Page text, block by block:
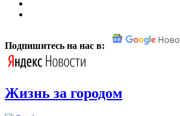
Подпишитесь на нас в:
Жизнь за городом